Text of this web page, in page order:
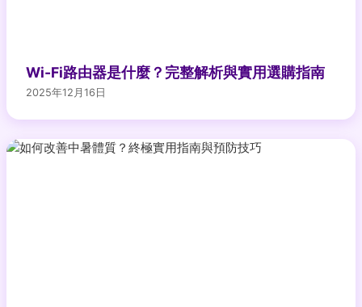
Wi-Fi路由器是什麼？完整解析與實用選購指南
2025年12月16日